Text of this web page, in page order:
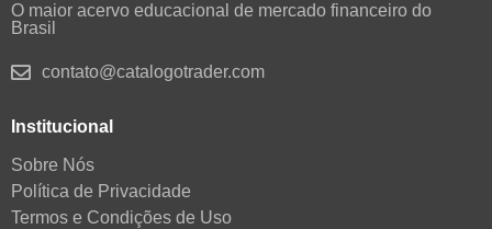
O maior acervo educacional de mercado financeiro do
Brasil
contato@catalogotrader.com
Institucional
Sobre Nós
Política de Privacidade
Termos e Condições de Uso